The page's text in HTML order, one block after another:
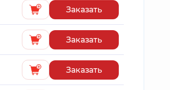
Заказать
Заказать
Заказать